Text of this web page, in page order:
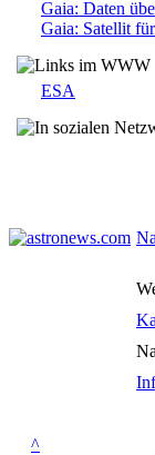
Gaia: Daten
Gaia: Satellit
ESA
^